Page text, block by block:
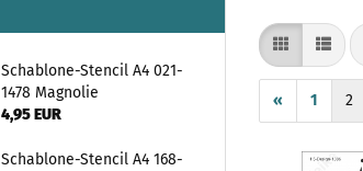
« 1 2
Schablone-Stencil A4 021-
1478 Magnolie
4,95 EUR
Schablone-Stencil A4 168-